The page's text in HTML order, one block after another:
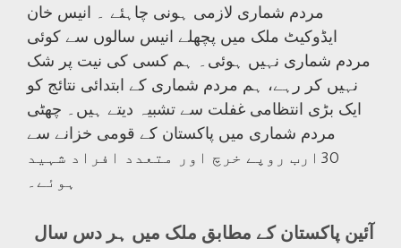
مردم شماری لازمی ہونی چاہئے ۔ انیس خان
ایڈوکیٹ ملک میں پچھلے انیس سالوں سے کوئی
مردم شماری نہیں ہوئی۔ ہم کسی کی نیت پر شک
نہیں کر رہے، ہم مردم شماری کے ابتدائی نتائج کو
ایک بڑی انتظامی غفلت سے تشبیہ دیتے ہیں۔ چھٹی
مردم شماری میں پاکستان کے قومی خزانے سے
30ارب روپے خرچ اور متعدد افراد شہید
ہوئے۔
آئین پاکستان کے مطابق ملک میں ہر دس سال